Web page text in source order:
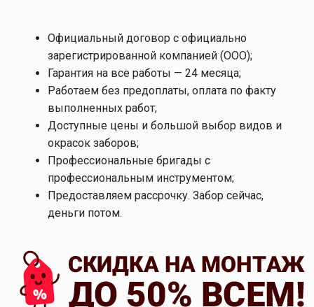
Официальный договор с официально
зарегистрированной компанией (ООО);
Гарантия на все работы — 24 месяца;
Работаем без предоплаты, оплата по факту
выполненных работ;
Доступные цены и большой выбор видов и
окрасок заборов;
Профессиональные бригады с
профессиональным инструментом;
Предоставляем рассрочку. Забор сейчас,
деньги потом.